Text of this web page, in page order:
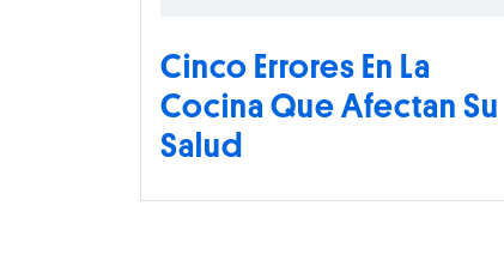
Cinco Errores En La
Cocina Que Afectan Su
Salud